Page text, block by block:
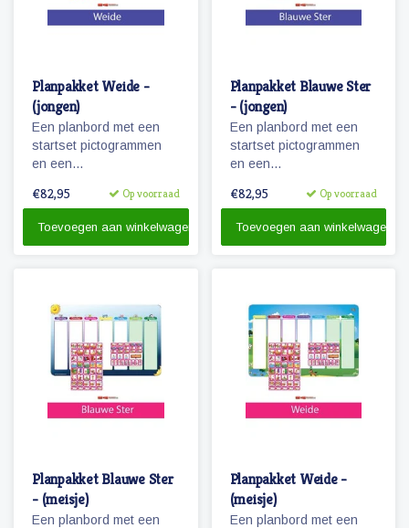
Planpakket Weide -
(jongen)
Een planbord met een
startset pictogrammen
en een
€82,95 Op voorraad
Toevoegen aan winkelwagen
Planpakket Blauwe Ster
- (jongen)
Een planbord met een
startset pictogrammen
en een
€82,95 Op voorraad
Toevoegen aan winkelwagen
Planpakket Blauwe Ster
- (meisje)
Een planbord met een
Planpakket Weide -
(meisje)
Een planbord met een